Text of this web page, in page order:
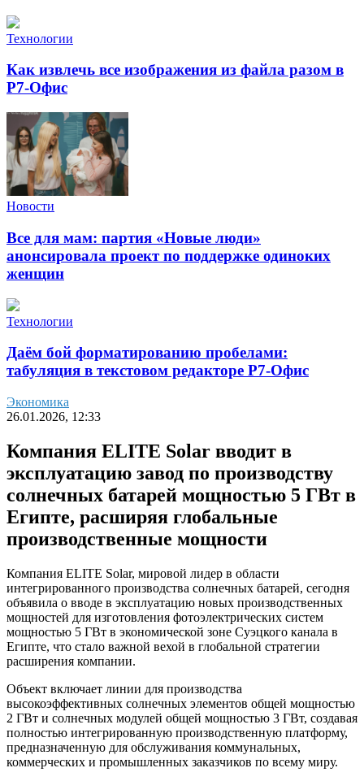
Технологии
Как извлечь все изображения из файла разом в
Р7-Офис
Новости
Все для мам: партия «Новые люди»
анонсировала проект по поддержке одиноких
женщин
Технологии
Даём бой форматированию пробелами:
табуляция в текстовом редакторе Р7-Офис
Экономика
26.01.2026, 12:33
Компания ELITE Solar вводит в
эксплуатацию завод по производству
солнечных батарей мощностью 5 ГВт в
Египте, расширяя глобальные
производственные мощности
Компания ELITE Solar, мировой лидер в области
интегрированного производства солнечных батарей, сегодня
объявила о вводе в эксплуатацию новых производственных
мощностей для изготовления фотоэлектрических систем
мощностью 5 ГВт в экономической зоне Суэцкого канала в
Египте, что стало важной вехой в глобальной стратегии
расширения компании.
Объект включает линии для производства
высокоэффективных солнечных элементов общей мощностью
2 ГВт и солнечных модулей общей мощностью 3 ГВт, создавая
полностью интегрированную производственную платформу,
предназначенную для обслуживания коммунальных,
коммерческих и промышленных заказчиков по всему миру.